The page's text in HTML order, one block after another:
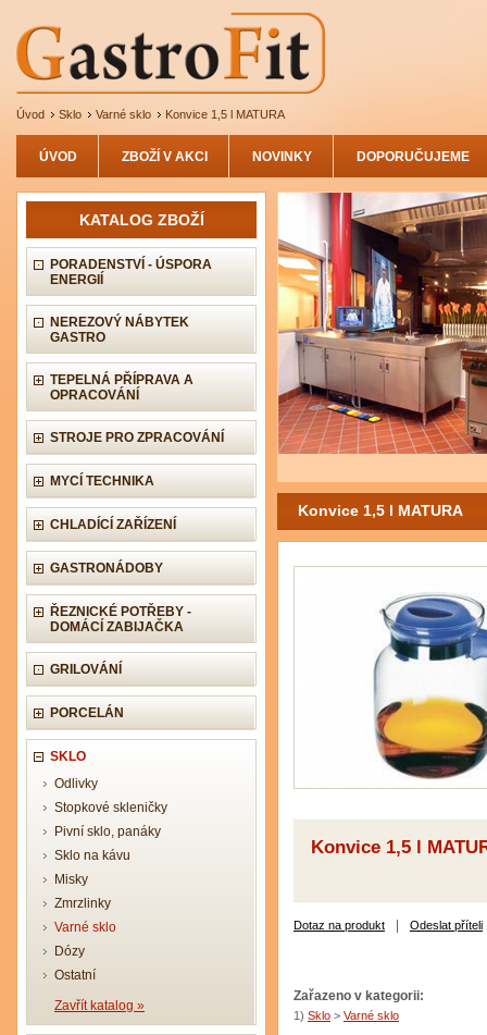
Úvod Sklo Varné sklo Konvice 1,5 l MATURA
ÚVOD ZBOŽÍ V AKCI NOVINKY DOPORUČUJEME
KATALOG ZBOŽÍ
PORADENSTVÍ - ÚSPORA
ENERGIÍ
NEREZOVÝ NÁBYTEK
GASTRO
TEPELNÁ PŘÍPRAVA A
OPRACOVÁNÍ
STROJE PRO ZPRACOVÁNÍ
MYCÍ TECHNIKA
CHLADÍCÍ ZAŘÍZENÍ
GASTRONÁDOBY
ŘEZNICKÉ POTŘEBY -
DOMÁCÍ ZABIJAČKA
GRILOVÁNÍ
PORCELÁN
SKLO
Odlivky
Stopkové skleničky
Pivní sklo, panáky
Sklo na kávu
Misky
Zmrzlinky
Varné sklo
Dózy
Ostatní
Zavřít katalog »
Konvice 1,5 l MATURA
Konvice 1,5 l
Dotaz na produkt Odeslat příteli
Zařazeno v kategorii:
1) Sklo > Varné sklo